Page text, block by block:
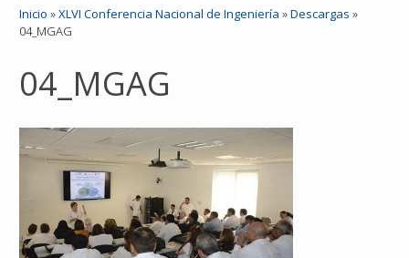
La ANFEI
Miembros
Reuniones y Conferencias
Reconocimientos
Publicaciones
Inicio »XLVI Conferencia Nacional de Ingeniería »Descargas »
04_MGAG
04_MGAG